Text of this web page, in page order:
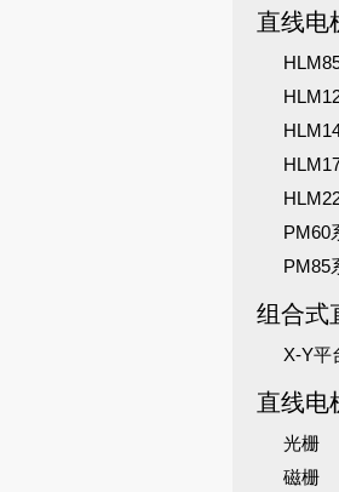
直线电
PM60
PM85
组合式
X-Y平
直线电
光栅
磁栅